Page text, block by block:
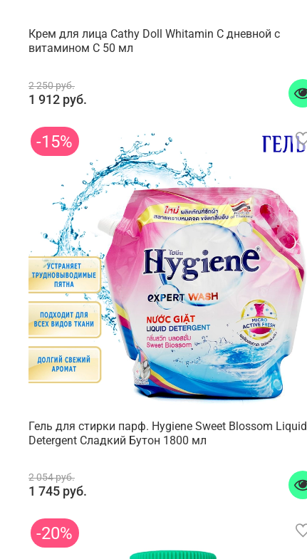
Крем для лица Cathy Doll Whitamin C дневной с
витамином С 50 мл
2 250 руб.
1 912 руб.
-15%
Гель для стирки парф. Hygiene Sweet Blossom Liquid
Detergent Сладкий Бутон 1800 мл
2 054 руб.
1 745 руб.
-20%